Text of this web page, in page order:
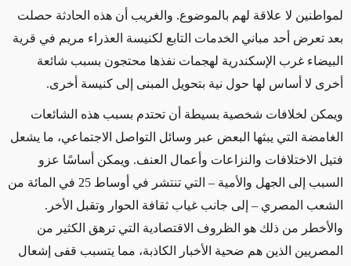
لمواطنين لا علاقة لهم بالموضوع. والغريب أن هذه الحادثة حصلت
بعد تعرض أحد مباني الخدمات التابع لكنيسة العذراء مريم في قرية
البيضاء غرب الإسكندرية لهجمات نفذها محتجون بسبب شائعة
أخرى لا أساس لها حول نية بتحويل المبنى إلى كنيسة أخرى.
ويمكن لخلافات شخصية بسيطة أن تحتدم بسبب هذه الشائعات
الغامضة التي يبثها البعض عبر وسائل التواصل الاجتماعي، ما يشعل
فتيل الاختلافات والنزاعات وأعمال العنف. ويمكن أساسًا عزو
السبب إلى الجهل والأمية – التي تنتشر في أوساط 25 في المائة من
الشعب المصري – إلى جانب غياب ثقافة الحوار وتقبل الأخر.
والأخطر من ذلك هو الظروف الاقتصادية التي ترهق الكثير من
المصريين الذين هم ضحية الأخبار الكاذبة، مما يتسبب قفى إشعال